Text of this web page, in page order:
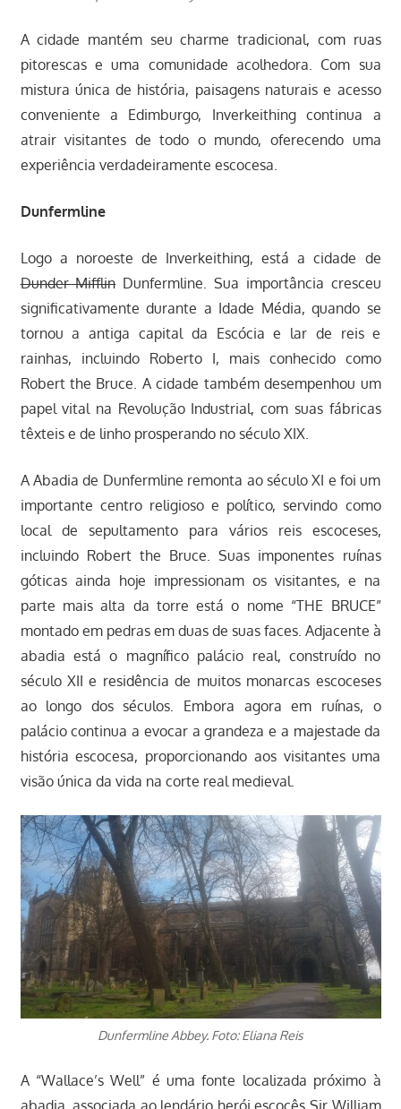
A cidade mantém seu charme tradicional, com ruas
pitorescas e uma comunidade acolhedora. Com sua
mistura única de história, paisagens naturais e acesso
conveniente a Edimburgo, Inverkeithing continua a
atrair visitantes de todo o mundo, oferecendo uma
experiência verdadeiramente escocesa.
Dunfermline
Logo a noroeste de Inverkeithing, está a cidade de
Dunder MifflinDunfermline. Sua importância cresceu
significativamente durante a Idade Média, quando se
tornou a antiga capital da Escócia e lar de reis e
rainhas, incluindo Roberto I, mais conhecido como
Robert the Bruce. A cidade também desempenhou um
papel vital na Revolução Industrial, com suas fábricas
têxteis e de linho prosperando no século XIX.
A Abadia de Dunfermline remonta ao século XI e foi um
importante centro religioso e político, servindo como
local de sepultamento para vários reis escoceses,
incluindo Robert the Bruce. Suas imponentes ruínas
góticas ainda hoje impressionam os visitantes, e na
parte mais alta da torre está o nome “THE BRUCE”
montado em pedras em duas de suas faces. Adjacente à
abadia está o magnífico palácio real, construído no
século XII e residência de muitos monarcas escoceses
ao longo dos séculos. Embora agora em ruínas, o
palácio continua a evocar a grandeza e a majestade da
história escocesa, proporcionando aos visitantes uma
visão única da vida na corte real medieval.
Dunfermline Abbey. Foto: Eliana Reis
A “Wallace’s Well” é uma fonte localizada próximo à
abadia, associada ao lendário herói escocês Sir William